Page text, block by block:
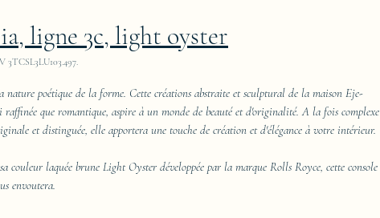
ligne 3c, light oyster
3TCSL3LU103.497.
nature poétique de la forme. Cette créations abstraite et sculptural de la maison Eje-
raffinée que romantique, aspire à un monde de beauté et d'originalité. A la fois complexe
et distinguée, elle apportera une touche de création et d'élégance à votre intérieur.
couleur laquée brune Light Oyster développée par la marque Rolls Royce, cette console
envoutera.